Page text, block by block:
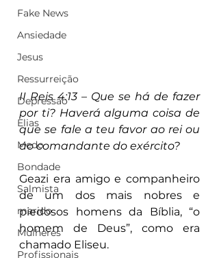
Fake News
Ansiedade
Jesus
Ressurreição
Depressão
Elias
Medo
Bondade
Salmista
marido
Mulheres
Profissionais
II Reis 4:13 – Que se há de fazer
por ti? Haverá alguma coisa de
que se fale a teu favor ao rei ou
ao comandante do exército?
Geazi era amigo e companheiro
de um dos mais nobres e
piedosos homens da Bíblia, “o
homem de Deus”, como era
chamado Eliseu.